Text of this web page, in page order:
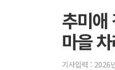
추미애
마을
기사입력 : 2026